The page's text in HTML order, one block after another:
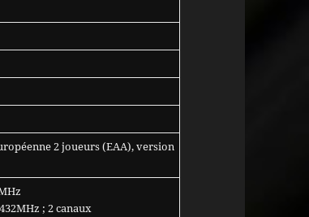
2 joueurs (EAA), version
; 2 canaux